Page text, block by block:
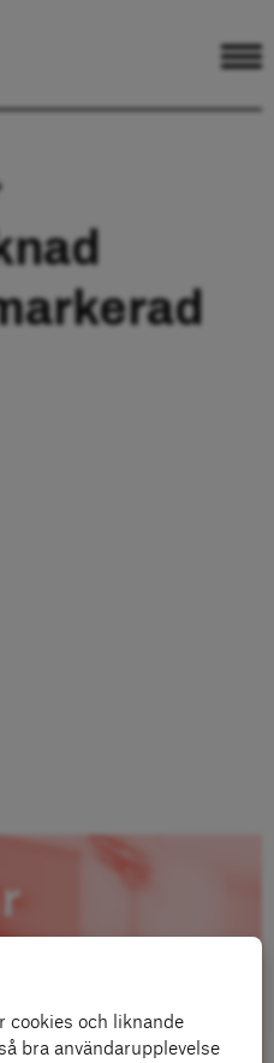
cookies och liknande
bra användarupplevelse